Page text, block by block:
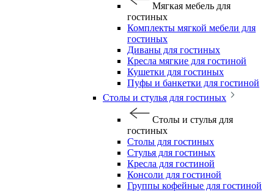
Мягкая мебель для
гостиных
Комплекты мягкой мебели для
гостиных
Диваны для гостиных
Кресла мягкие для гостиной
Кушетки для гостиных
Пуфы и банкетки для гостиной
Столы и стулья для гостиных
Столы и стулья для
гостиных
Столы для гостиных
Стулья для гостиных
Кресла для гостиной
Консоли для гостиной
Группы кофейные для гостиной